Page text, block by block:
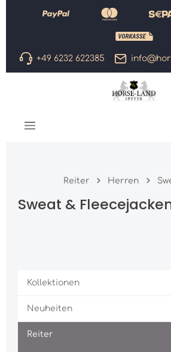
Zum Hauptinhalt springen
+49 6232 622385
Reiter Herren
Sweat &
Kollektionen
Neuheiten
Reiter